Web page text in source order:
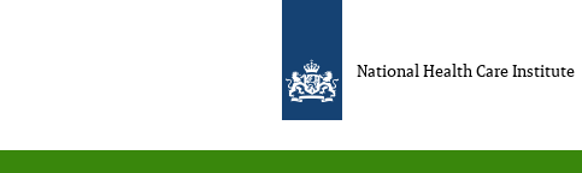
National Health Care Institute